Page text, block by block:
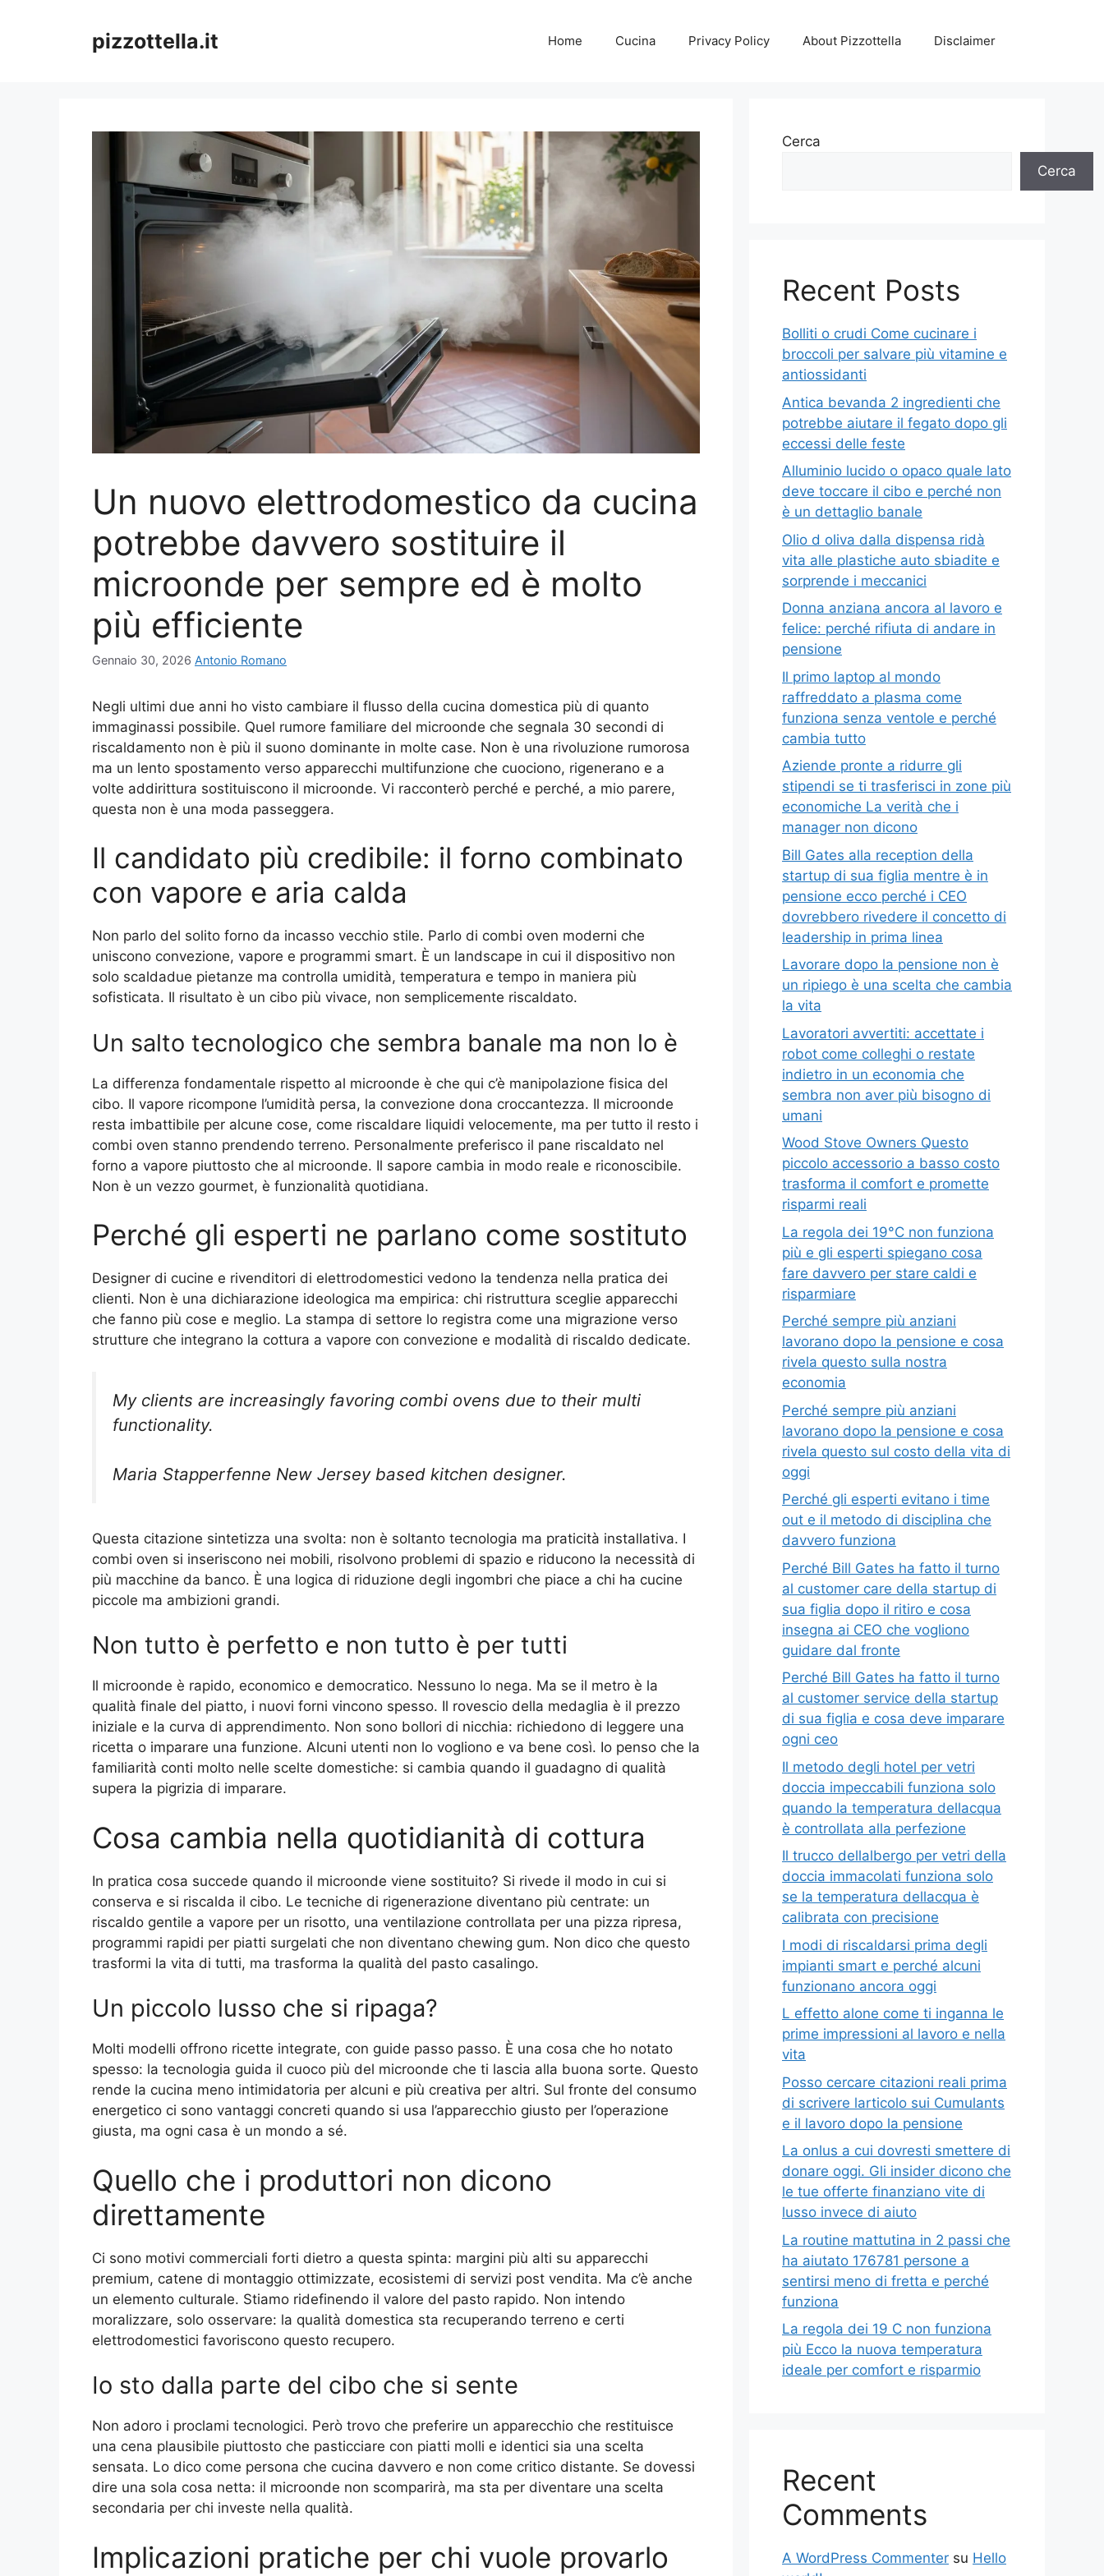
pizzottella.it Home Cucina Privacy Policy About Pizzottella Disclaimer
Un nuovo elettrodomestico da cucina
potrebbe davvero sostituire il
microonde per sempre ed è molto
più efficiente
Gennaio 30, 2026 Antonio Romano
Negli ultimi due anni ho visto cambiare il flusso della cucina domestica più di quanto
immaginassi possibile. Quel rumore familiare del microonde che segnala 30 secondi di
riscaldamento non è più il suono dominante in molte case. Non è una rivoluzione rumorosa
ma un lento spostamento verso apparecchi multifunzione che cuociono, rigenerano e a
volte addirittura sostituiscono il microonde. Vi racconterò perché e perché, a mio parere,
questa non è una moda passeggera.
Il candidato più credibile: il forno combinato
con vapore e aria calda
Non parlo del solito forno da incasso vecchio stile. Parlo di combi oven moderni che
uniscono convezione, vapore e programmi smart. È un landscape in cui il dispositivo non
solo scaldadue pietanze ma controlla umidità, temperatura e tempo in maniera più
sofisticata. Il risultato è un cibo più vivace, non semplicemente riscaldato.
Un salto tecnologico che sembra banale ma non lo è
La differenza fondamentale rispetto al microonde è che qui c’è manipolazione fisica del
cibo. Il vapore ricompone l’umidità persa, la convezione dona croccantezza. Il microonde
resta imbattibile per alcune cose, come riscaldare liquidi velocemente, ma per tutto il resto i
combi oven stanno prendendo terreno. Personalmente preferisco il pane riscaldato nel
forno a vapore piuttosto che al microonde. Il sapore cambia in modo reale e riconoscibile.
Non è un vezzo gourmet, è funzionalità quotidiana.
Perché gli esperti ne parlano come sostituto
Designer di cucine e rivenditori di elettrodomestici vedono la tendenza nella pratica dei
clienti. Non è una dichiarazione ideologica ma empirica: chi ristruttura sceglie apparecchi
che fanno più cose e meglio. La stampa di settore lo registra come una migrazione verso
strutture che integrano la cottura a vapore con convezione e modalità di riscaldo dedicate.
My clients are increasingly favoring combi ovens due to their multi
functionality.
Maria Stapperfenne New Jersey based kitchen designer.
Questa citazione sintetizza una svolta: non è soltanto tecnologia ma praticità installativa. I
combi oven si inseriscono nei mobili, risolvono problemi di spazio e riducono la necessità di
più macchine da banco. È una logica di riduzione degli ingombri che piace a chi ha cucine
piccole ma ambizioni grandi.
Non tutto è perfetto e non tutto è per tutti
Il microonde è rapido, economico e democratico. Nessuno lo nega. Ma se il metro è la
qualità finale del piatto, i nuovi forni vincono spesso. Il rovescio della medaglia è il prezzo
iniziale e la curva di apprendimento. Non sono bollori di nicchia: richiedono di leggere una
ricetta o imparare una funzione. Alcuni utenti non lo vogliono e va bene così. Io penso che la
familiarità conti molto nelle scelte domestiche: si cambia quando il guadagno di qualità
supera la pigrizia di imparare.
Cosa cambia nella quotidianità di cottura
In pratica cosa succede quando il microonde viene sostituito? Si rivede il modo in cui si
conserva e si riscalda il cibo. Le tecniche di rigenerazione diventano più centrate: un
riscaldo gentile a vapore per un risotto, una ventilazione controllata per una pizza ripresa,
programmi rapidi per piatti surgelati che non diventano chewing gum. Non dico che questo
trasformi la vita di tutti, ma trasforma la qualità del pasto casalingo.
Un piccolo lusso che si ripaga?
Molti modelli offrono ricette integrate, con guide passo passo. È una cosa che ho notato
spesso: la tecnologia guida il cuoco più del microonde che ti lascia alla buona sorte. Questo
rende la cucina meno intimidatoria per alcuni e più creativa per altri. Sul fronte del consumo
energetico ci sono vantaggi concreti quando si usa l’apparecchio giusto per l’operazione
giusta, ma ogni casa è un mondo a sé.
Quello che i produttori non dicono
direttamente
Ci sono motivi commerciali forti dietro a questa spinta: margini più alti su apparecchi
premium, catene di montaggio ottimizzate, ecosistemi di servizi post vendita. Ma c’è anche
un elemento culturale. Stiamo ridefinendo il valore del pasto rapido. Non intendo
moralizzare, solo osservare: la qualità domestica sta recuperando terreno e certi
elettrodomestici favoriscono questo recupero.
Io sto dalla parte del cibo che si sente
Non adoro i proclami tecnologici. Però trovo che preferire un apparecchio che restituisce
una cena plausibile piuttosto che pasticciare con piatti molli e identici sia una scelta
sensata. Lo dico come persona che cucina davvero e non come critico distante. Se dovessi
dire una sola cosa netta: il microonde non scomparirà, ma sta per diventare una scelta
secondaria per chi investe nella qualità.
Implicazioni pratiche per chi vuole provarlo
Cerca
Cerca
Recent Posts
Bolliti o crudi Come cucinare i
broccoli per salvare più vitamine e
antiossidanti
Antica bevanda 2 ingredienti che
potrebbe aiutare il fegato dopo gli
eccessi delle feste
Alluminio lucido o opaco quale lato
deve toccare il cibo e perché non
è un dettaglio banale
Olio d oliva dalla dispensa ridà
vita alle plastiche auto sbiadite e
sorprende i meccanici
Donna anziana ancora al lavoro e
felice: perché rifiuta di andare in
pensione
Il primo laptop al mondo
raffreddato a plasma come
funziona senza ventole e perché
cambia tutto
Aziende pronte a ridurre gli
stipendi se ti trasferisci in zone più
economiche La verità che i
manager non dicono
Bill Gates alla reception della
startup di sua figlia mentre è in
pensione ecco perché i CEO
dovrebbero rivedere il concetto di
leadership in prima linea
Lavorare dopo la pensione non è
un ripiego è una scelta che cambia
la vita
Lavoratori avvertiti: accettate i
robot come colleghi o restate
indietro in un economia che
sembra non aver più bisogno di
umani
Wood Stove Owners Questo
piccolo accessorio a basso costo
trasforma il comfort e promette
risparmi reali
La regola dei 19°C non funziona
più e gli esperti spiegano cosa
fare davvero per stare caldi e
risparmiare
Perché sempre più anziani
lavorano dopo la pensione e cosa
rivela questo sulla nostra
economia
Perché sempre più anziani
lavorano dopo la pensione e cosa
rivela questo sul costo della vita di
oggi
Perché gli esperti evitano i time
out e il metodo di disciplina che
davvero funziona
Perché Bill Gates ha fatto il turno
al customer care della startup di
sua figlia dopo il ritiro e cosa
insegna ai CEO che vogliono
guidare dal fronte
Perché Bill Gates ha fatto il turno
al customer service della startup
di sua figlia e cosa deve imparare
ogni ceo
Il metodo degli hotel per vetri
doccia impeccabili funziona solo
quando la temperatura dellacqua
è controllata alla perfezione
Il trucco dellalbergo per vetri della
doccia immacolati funziona solo
se la temperatura dellacqua è
calibrata con precisione
I modi di riscaldarsi prima degli
impianti smart e perché alcuni
funzionano ancora oggi
L effetto alone come ti inganna le
prime impressioni al lavoro e nella
vita
Posso cercare citazioni reali prima
di scrivere larticolo sui Cumulants
e il lavoro dopo la pensione
La onlus a cui dovresti smettere di
donare oggi. Gli insider dicono che
le tue offerte finanziano vite di
lusso invece di aiuto
La routine mattutina in 2 passi che
ha aiutato 176781 persone a
sentirsi meno di fretta e perché
funziona
La regola dei 19 C non funziona
più Ecco la nuova temperatura
ideale per comfort e risparmio
Recent
Comments
A WordPress Commenter su Hello